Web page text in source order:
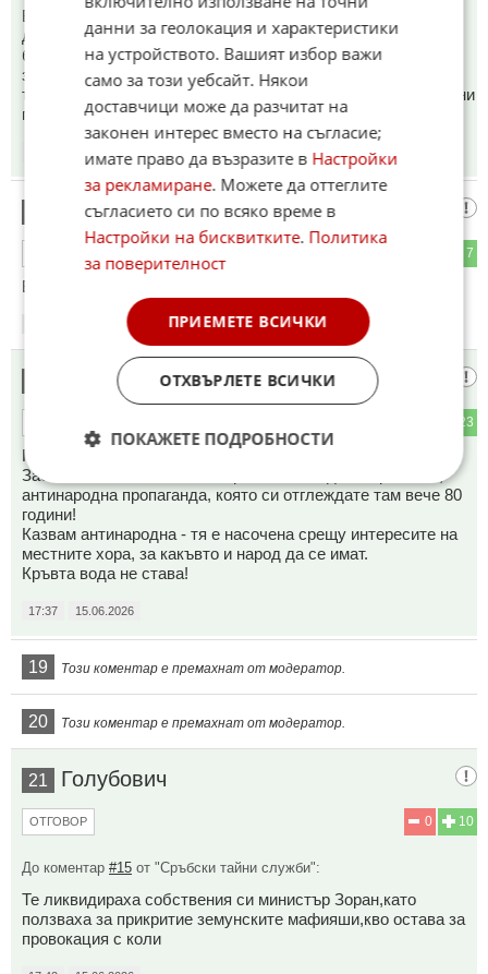
Всички които се определят за Македон в тази Мики Маус
държава за служават кочината в която живеят. Злобни,
болни, прости и безпросветни Титопитеци. Въздхът им е
зловонен от психарската им злоба който е ходил знае. С
техните дядовци може са сме били братя но с тези сегашни
примати нямаме общо!!!!
жв5в
7
Баце да иде да ревне на Урсула.
15.06.2026
това добре
23
Палежите обаче са симптома.
Заболяването е - антибългарската, псевдоисторическа,
антинародна пропаганда, която си отглеждате там вече 80
години!
Казвам антинародна - тя е насочена срещу интересите на
местните хора, за какъвто и народ да се имат.
Кръвта вода не става!
17:37 15.06.2026
19 Този коментар е премахнат от модератор.
20 Този коментар е премахнат от модератор.
21 Голубович
10
0
ОТГОВОР
До коментар #15 от "Сръбски тайни служби":
Те ликвидираха собствения си министър Зоран,като
ползваха за прикритие земунските мафияши,кво остава за
провокация с коли
данни за геолокация и характеристики
на устройството. Вашият избор важи
само за този уебсайт. Някои
доставчици може да разчитат на
законен интерес вместо на съгласие;
имате право да възразите в Настройки
за рекламиране. Можете да оттеглите
съгласието си по всяко време в
Настройки на бисквитките. Политика
за поверителност
ПРИЕМЕТЕ ВСИЧКИ
ОТХВЪРЛЕТЕ ВСИЧКИ
ПОКАЖЕТЕ ПОДРОБНОСТИ